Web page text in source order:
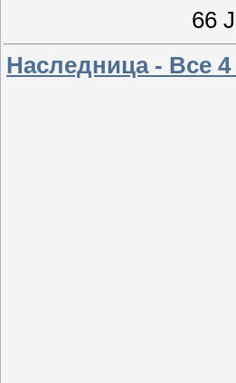
66
Наследница - Все 4